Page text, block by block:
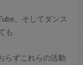
、そしてダンス
も
らずこれらの活動